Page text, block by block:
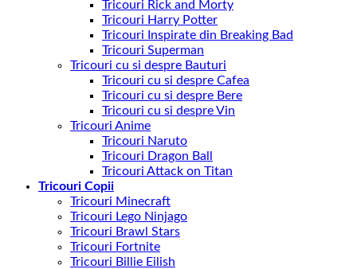
Tricouri Rick and Morty
Tricouri Harry Potter
Tricouri Inspirate din Breaking Bad
Tricouri Superman
Tricouri cu si despre Bauturi
Tricouri cu si despre Cafea
Tricouri cu si despre Bere
Tricouri cu si despre Vin
Tricouri Anime
Tricouri Naruto
Tricouri Dragon Ball
Tricouri Attack on Titan
Tricouri Copii
Tricouri Minecraft
Tricouri Lego Ninjago
Tricouri Brawl Stars
Tricouri Fortnite
Tricouri Billie Eilish